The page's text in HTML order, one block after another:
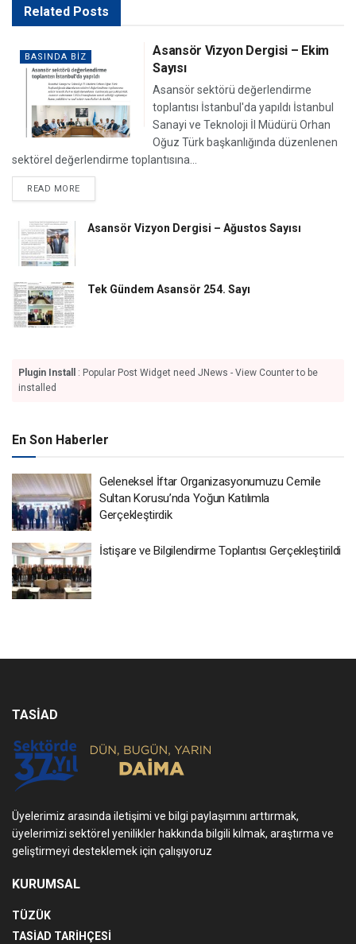
Related Posts
BASINDA BIZ
Asansör Vizyon Dergisi – Ekim
Sayısı
Asansör sektörü değerlendirme
toplantısı İstanbul'da yapıldı İstanbul
Sanayi ve Teknoloji İl Müdürü Orhan
Oğuz Türk başkanlığında düzenlenen
sektörel değerlendirme toplantısına...
READ MOREDETAILS
Asansör Vizyon Dergisi – Ağustos Sayısı
Tek Gündem Asansör 254. Sayı
Plugin Install
: Popular Post Widget need JNews - View Counter to be
installed
En Son Haberler
Geleneksel İftar Organizasyonumuzu Cemile
Sultan Korusu’nda Yoğun Katılımla
Gerçekleştirdik
İstişare ve Bilgilendirme Toplantısı Gerçekleştirildi
TASİAD
Üyelerimiz arasında iletişimi ve bilgi paylaşımını arttırmak,
üyelerimizi sektörel yenilikler hakkında bilgili kılmak, araştırma ve
geliştirmeyi desteklemek için çalışıyoruz
KURUMSAL
TÜZÜK
TASİAD TARİHÇESİ